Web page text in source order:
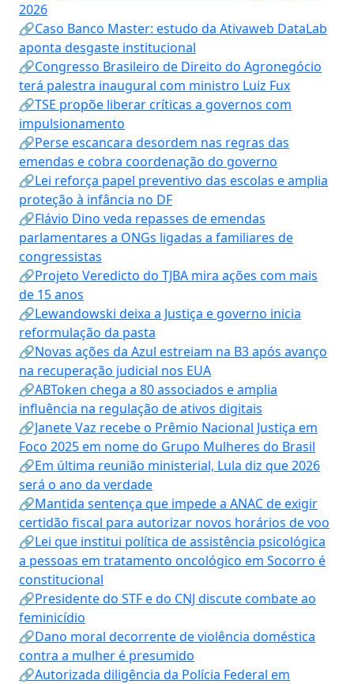
2026
🔗Caso Banco Master: estudo da Ativaweb DataLab
aponta desgaste institucional
🔗Congresso Brasileiro de Direito do Agronegócio
terá palestra inaugural com ministro Luiz Fux
🔗TSE propõe liberar críticas a governos com
impulsionamento
🔗Perse escancara desordem nas regras das
emendas e cobra coordenação do governo
🔗Lei reforça papel preventivo das escolas e amplia
proteção à infância no DF
🔗Flávio Dino veda repasses de emendas
parlamentares a ONGs ligadas a familiares de
congressistas
🔗Projeto Veredicto do TJBA mira ações com mais
de 15 anos
🔗Lewandowski deixa a Justiça e governo inicia
reformulação da pasta
🔗Novas ações da Azul estreiam na B3 após avanço
na recuperação judicial nos EUA
🔗ABToken chega a 80 associados e amplia
influência na regulação de ativos digitais
🔗Janete Vaz recebe o Prêmio Nacional Justiça em
Foco 2025 em nome do Grupo Mulheres do Brasil
🔗Em última reunião ministerial, Lula diz que 2026
será o ano da verdade
🔗Mantida sentença que impede a ANAC de exigir
certidão fiscal para autorizar novos horários de voo
🔗Lei que institui política de assistência psicológica
a pessoas em tratamento oncológico em Socorro é
constitucional
🔗Presidente do STF e do CNJ discute combate ao
feminicídio
🔗Dano moral decorrente de violência doméstica
contra a mulher é presumido
🔗Autorizada diligência da Polícia Federal em